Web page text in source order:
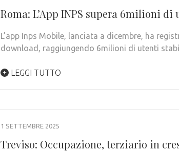
Roma: L’App INPS supera 6milioni
L’app Inps Mobile, lanciata a dicembre, ha
download, raggiungendo 6milioni di utenti
LEGGI TUTTO
1 SETTEMBRE 2025
Treviso: Occupazione, terziario in